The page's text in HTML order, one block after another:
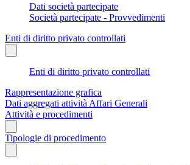
Dati società partecipate
Società partecipate - Provvedimenti
Enti di diritto privato controllati
Enti di diritto privato controllati
Rappresentazione grafica
Dati aggregati attività Affari Generali
Attività e procedimenti
Tipologie di procedimento